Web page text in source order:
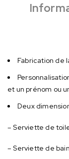
Fabrication de
et un prénom ou
Deux
– Serviette de
– Serviette de